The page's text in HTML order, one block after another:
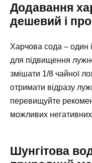
Додавання
дешевий і
Харчова сода – один
для підвищення
змішати 1/8 чайної
отримати відразу
перевищуйте
можливих негативних
Шунгітова